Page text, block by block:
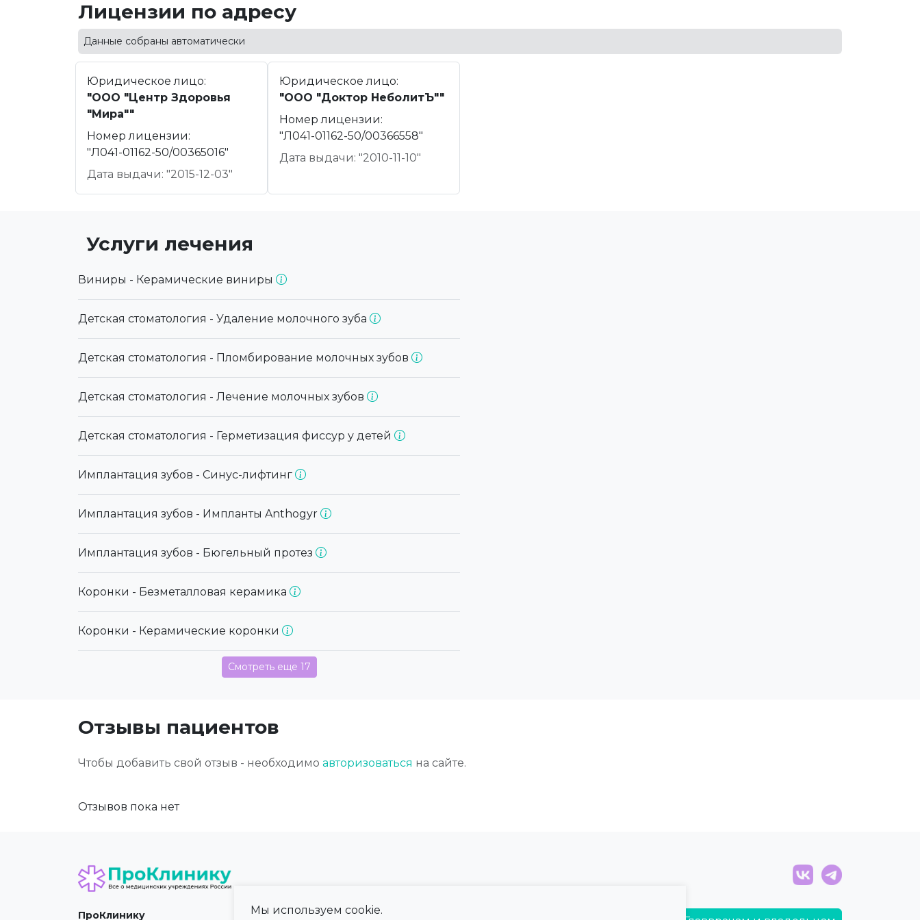
Лицензии по адресу
Данные собраны автоматически
Юридическое лицо:
"ООО "Центр Здоровья
"Мира""
Номер лицензии:
"Л041-01162-50/00365016"
Дата выдачи: "2015-12-03"
Юридическое лицо:
"ООО "Доктор НеболитЪ""
Номер лицензии:
"Л041-01162-50/00366558"
Дата выдачи: "2010-11-10"
Услуги лечения
Виниры - Керамические виниры
Детская стоматология - Удаление молочного зуба
Детская стоматология - Пломбирование молочных зубов
Детская стоматология - Лечение молочных зубов
Детская стоматология - Герметизация фиссур у детей
Имплантация зубов - Синус-лифтинг
Имплантация зубов - Импланты Anthogyr
Имплантация зубов - Бюгельный протез
Коронки - Безметалловая керамика
Коронки - Керамические коронки
Смотреть еще 17
Отзывы пациентов
Чтобы добавить свой отзыв - необходимо авторизоваться на сайте.
Отзывов пока нет
ПроКлинику Карта сайта
Мы используем cookie.